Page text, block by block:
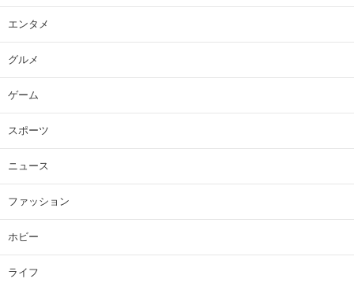
エンタメ
グルメ
ゲーム
スポーツ
ニュース
ファッション
ホビー
ライフ